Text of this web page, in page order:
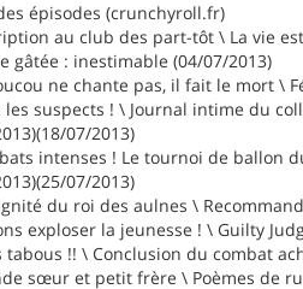
épisodes (crunchyroll.fr)
au club des part-tôt \ La vie
gâtée : inestimable (04/07/2013)
ne chante pas, il fait le mort \
les suspects ! \ Journal intime du
07/2013)
intenses ! Le tournoi de ballon
07/2013)
du roi des aulnes \
exploser la jeunesse ! \ Guilty
tabous !! \ Conclusion du combat
sœur et petit frère \ Poèmes de